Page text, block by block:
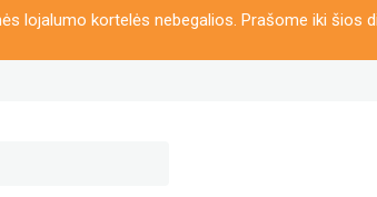
lojalumo kortelės nebegalios. Prašome iki